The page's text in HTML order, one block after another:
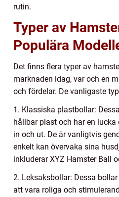
rutin.
Typer av
Populära
Det finns flera typer av
marknaden idag, var och en
och fördelar. De vanligaste
1. Klassiska plastbollar:
hållbar plast och har en
in och ut. De är vanligtvis
enkelt kan övervaka sina
inkluderar XYZ Hamster Ball
2. Leksaksbollar: Dessa
att vara roliga och